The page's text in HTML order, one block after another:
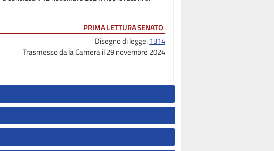
PRIMA LETTURA SENATO
Disegno di legge:1314
Trasmesso dalla Camera il 29 novembre 2024